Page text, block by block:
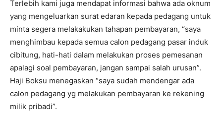
Terlebih kami juga mendapat informasi bahwa ada oknum
yang mengeluarkan surat edaran kepada pedagang untuk
minta segera melakakukan tahapan pembayaran, “saya
menghimbau kepada semua calon pedagang pasar induk
cibitung, hati-hati dalam melakukan proses pemesanan
apalagi soal pembayaran, jangan sampai salah urusan”.
Haji Boksu menegaskan “saya sudah mendengar ada
calon pedagang yg melakukan pembayaran ke rekening
milik pribadi”.